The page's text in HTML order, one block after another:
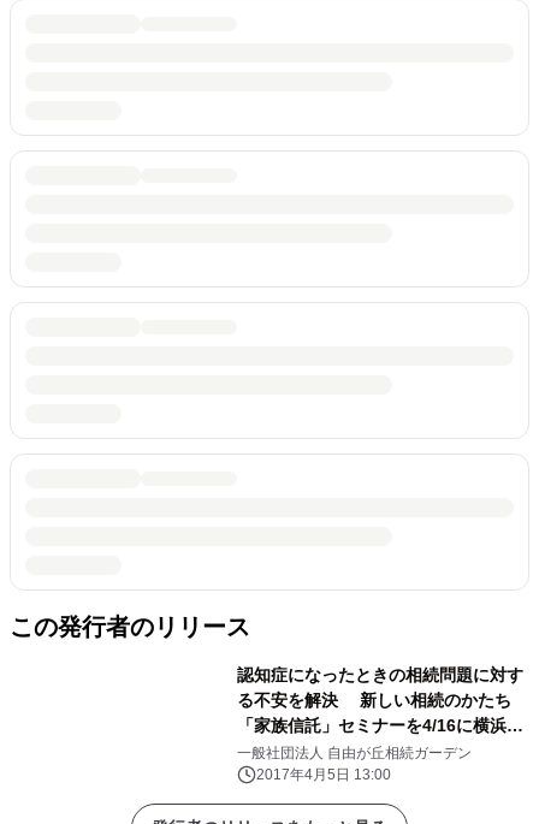
この発行者のリリース
認知症になったときの相続問題に対す
る不安を解決 新しい相続のかたち
「家族信託」セミナーを4/16に横浜で
開催
一般社団法人 自由が丘相続ガーデン
2017年4月5日 13:00